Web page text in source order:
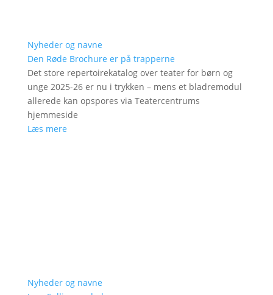
Nyheder og navne
Den Røde Brochure er på trapperne
Det store repertoirekatalog over teater for børn og
unge 2025-26 er nu i trykken – mens et bladremodul
allerede kan opspores via Teatercentrums
hjemmeside
Læs mere
Nyheder og navne